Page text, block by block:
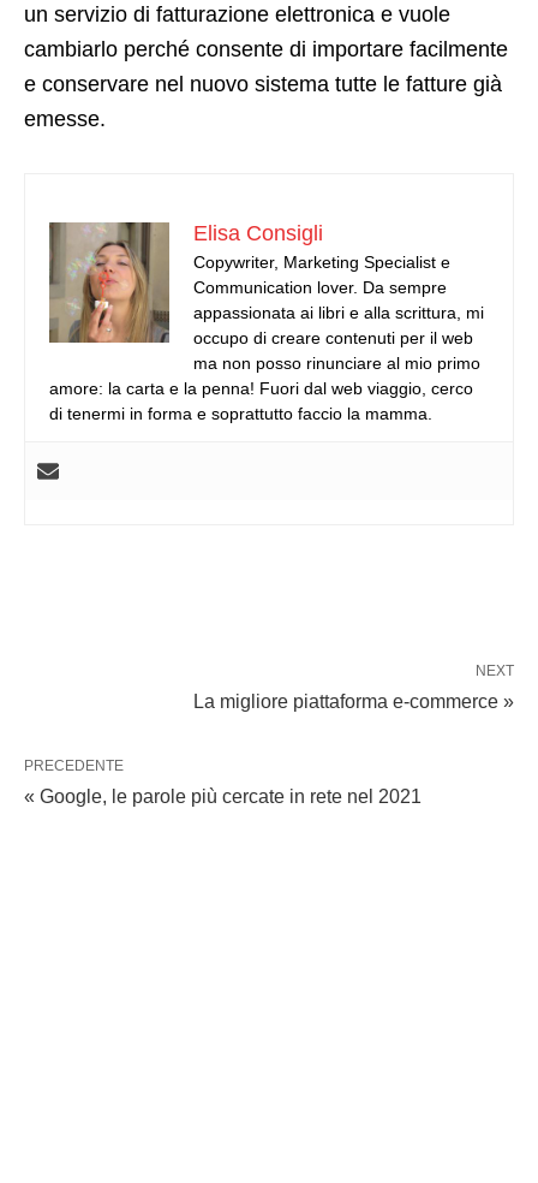
un servizio di fatturazione elettronica e vuole
cambiarlo perché consente di importare facilmente
e conservare nel nuovo sistema tutte le fatture già
emesse.
Elisa Consigli
Copywriter, Marketing Specialist e
Communication lover. Da sempre
appassionata ai libri e alla scrittura, mi
occupo di creare contenuti per il web
ma non posso rinunciare al mio primo
amore: la carta e la penna! Fuori dal web viaggio, cerco
di tenermi in forma e soprattutto faccio la mamma.
NEXT
La migliore piattaforma e-commerce »
PRECEDENTE
« Google, le parole più cercate in rete nel 2021